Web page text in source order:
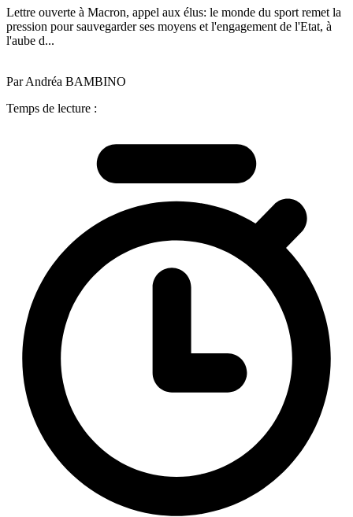
Lettre ouverte à Macron, appel aux élus: le monde du sport remet la
pression pour sauvegarder ses moyens et l'engagement de l'Etat, à
l'aube d...
Par Andréa BAMBINO
Temps de lecture :